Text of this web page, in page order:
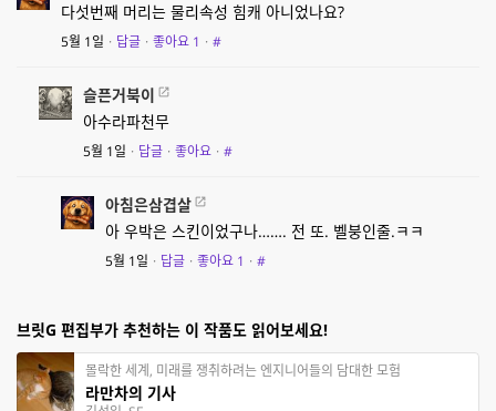
다섯번째 머리는 물리속성 힘캐 아니었나요?
5월 1일 · 답글 · 좋아요 1 · #
슬픈거북이
아수라파천무
5월 1일 · 답글 · 좋아요 · #
아침은삼겹살
아 우박은 스킨이었구나……. 전 또. 벨붕인줄.ㅋㅋ
5월 1일 · 답글 · 좋아요 1 · #
브릿G 편집부가 추천하는 이 작품도 읽어보세요!
몰락한 세계, 미래를 쟁취하려는 엔지니어들의 담대한 모험
라만차의 기사